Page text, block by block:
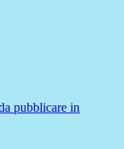
pubblicare in